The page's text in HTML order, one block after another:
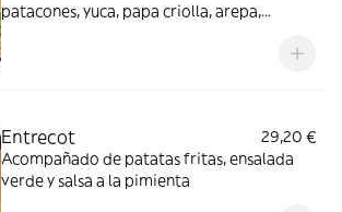
patacones, yuca, papa criolla, arepa,
Entrecot
29,20 €
Acompañado de patatas fritas, ensalada
verde y salsa a la pimienta